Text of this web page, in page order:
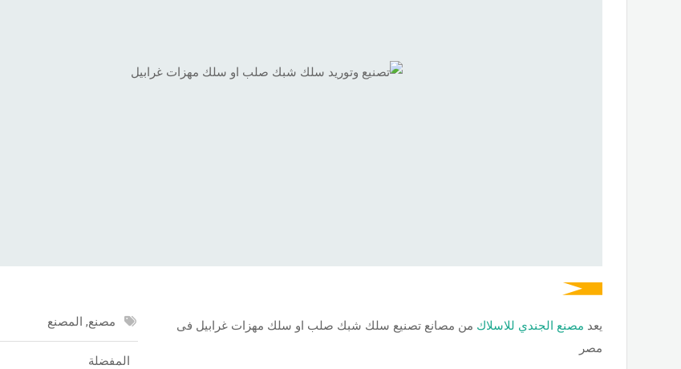
يعد مصنع الجندي للاسلاك من مصانع تصنيع سلك شبك صلب او سلك مهزات غرابيل فى
مصر
مصنع, المصنع
المفضلة